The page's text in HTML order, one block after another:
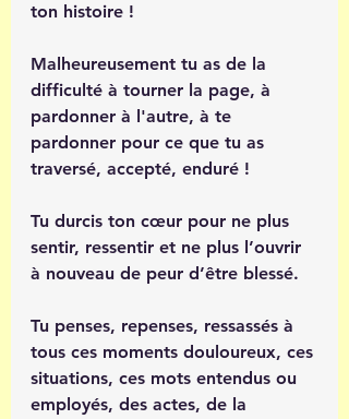
ton histoire !
Malheureusement tu as de la
difficulté à tourner la page, à
pardonner à l'autre, à te
pardonner pour ce que tu as
traversé, accepté, enduré !
Tu durcis ton cœur pour ne plus
sentir, ressentir et ne plus l’ouvrir
à nouveau de peur d’être blessé.
Tu penses, repenses, ressassés à
tous ces moments douloureux, ces
situations, ces mots entendus ou
employés, des actes, de la